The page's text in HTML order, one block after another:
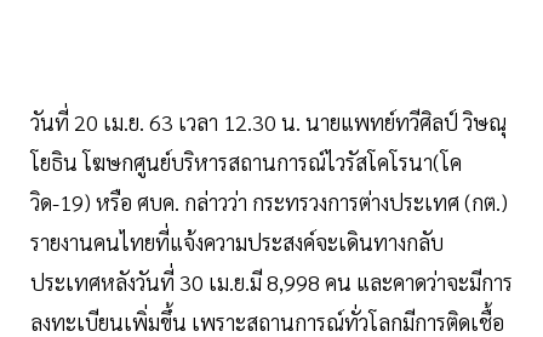
วันที่ 20 เม.ย. 63 เวลา 12.30 น. นายแพทย์ทวีศิลป์ วิษณุ
โยธิน โฆษกศูนย์บริหารสถานการณ์ไวรัสโคโรนา(โค
วิด-19) หรือ ศบค. กล่าวว่า กระทรวงการต่างประเทศ (กต.)
รายงานคนไทยที่แจ้งความประสงค์จะเดินทางกลับ
ประเทศหลังวันที่ 30 เม.ย.มี 8,998 คน และคาดว่าจะมีการ
ลงทะเบียนเพิ่มขึ้น เพราะสถานการณ์ทั่วโลกมีการติดเชื้อ